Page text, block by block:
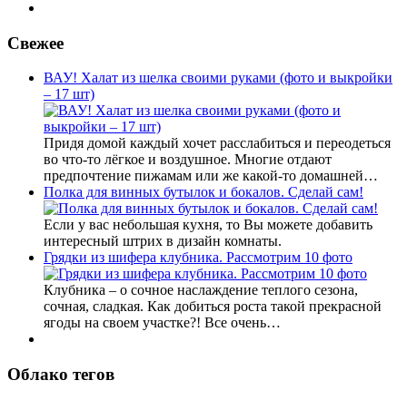
Свежее
ВАУ! Халат из шелка своими руками (фото и выкройки
– 17 шт)
Придя домой каждый хочет расслабиться и переодеться
во что-то лёгкое и воздушное. Многие отдают
предпочтение пижамам или же какой-то домашней…
Полка для винных бутылок и бокалов. Сделай сам!
Если у вас небольшая кухня, то Вы можете добавить
интересный штрих в дизайн комнаты.
Грядки из шифера клубника. Рассмотрим 10 фото
Клубника – о сочное наслаждение теплого сезона,
сочная, сладкая. Как добиться роста такой прекрасной
ягоды на своем участке?! Все очень…
Облако тегов